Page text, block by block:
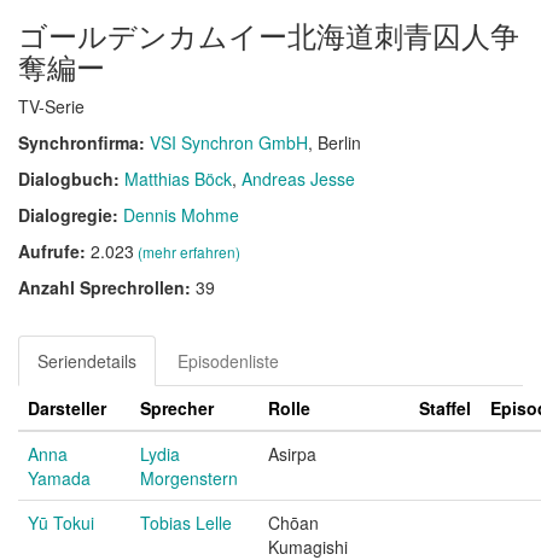
ゴールデンカムイー北海道刺青囚人争
奪編ー
TV-Serie
Synchronfirma: VSI Synchron GmbH, Berlin
Dialogbuch: Matthias Böck Andreas Jesse
Dialogregie: Dennis Mohme
Aufrufe: 2.023 (mehr erfahren)
Anzahl Sprechrollen: 39
Seriendetails
Episodenliste
Darsteller
Sprecher Rolle Staffel
Anna
Yamada
Lydia
Morgenstern
Asirpa
Yū Tokui Tobias Lelle
Chōan
Kumagishi